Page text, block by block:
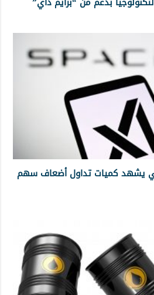
يشهد كميات تداول أضعاف سهم